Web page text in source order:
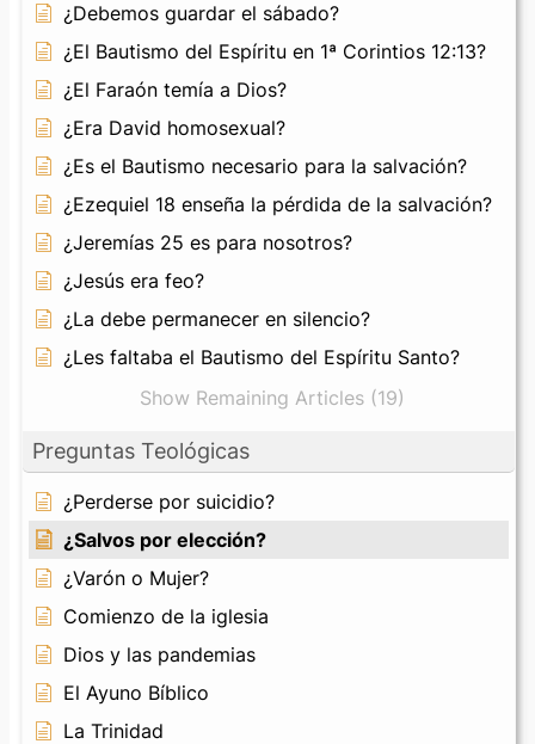
¿Debemos guardar el sábado?
¿El Bautismo del Espíritu en 1ª Corintios 12:13?
¿El Faraón temía a Dios?
¿Era David homosexual?
¿Es el Bautismo necesario para la salvación?
¿Ezequiel 18 enseña la pérdida de la salvación?
¿Jeremías 25 es para nosotros?
¿Jesús era feo?
¿La debe permanecer en silencio?
¿Les faltaba el Bautismo del Espíritu Santo?
Show Remaining Articles (19)
Preguntas Teológicas
¿Perderse por suicidio?
¿Salvos por elección?
¿Varón o Mujer?
Comienzo de la iglesia
Dios y las pandemias
El Ayuno Bíblico
La Trinidad